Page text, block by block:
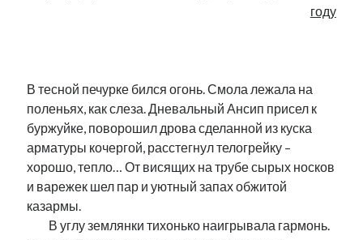
русскоязычное образование ссср
т.х. ильвес танк фотоотчет экономика экономика эстонии
эстония эстонский язык
году
В тесной печурке бился огонь. Смола лежала на
поленьях, как слеза. Дневальный Ансип присел к
буржуйке, поворошил дрова сделанной из куска
арматуры кочергой, расстегнул телогрейку –
хорошо, тепло… От висящих на трубе сырых носков
и варежек шел пар и уютный запах обжитой
казармы.
В углу землянки тихонько наигрывала гармонь.